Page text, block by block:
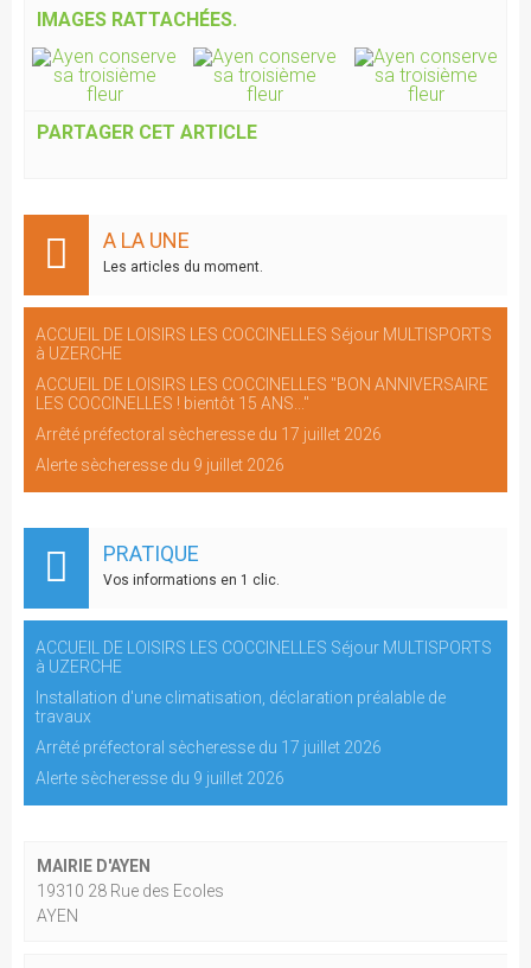
IMAGES RATTACHÉES.
PARTAGER CET ARTICLE
A LA UNE
Les articles du moment.
ACCUEIL DE LOISIRS LES COCCINELLES Séjour MULTISPORTS
à UZERCHE
ACCUEIL DE LOISIRS LES COCCINELLES "BON ANNIVERSAIRE
LES COCCINELLES ! bientôt 15 ANS..."
Arrêté préfectoral sècheresse du 17 juillet 2026
Alerte sècheresse du 9 juillet 2026
PRATIQUE
Vos informations en 1 clic.
ACCUEIL DE LOISIRS LES COCCINELLES Séjour MULTISPORTS
à UZERCHE
Installation d'une climatisation, déclaration préalable de
travaux
Arrêté préfectoral sècheresse du 17 juillet 2026
Alerte sècheresse du 9 juillet 2026
MAIRIE D'AYEN
19310 28 Rue des Ecoles
AYEN